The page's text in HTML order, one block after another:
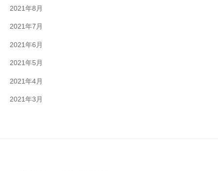
2021年8月
2021年7月
2021年6月
2021年5月
2021年4月
2021年3月